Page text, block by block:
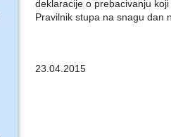
deklaracije o prebacivanju
Pravilnik stupa na snagu dan
23.04.2015